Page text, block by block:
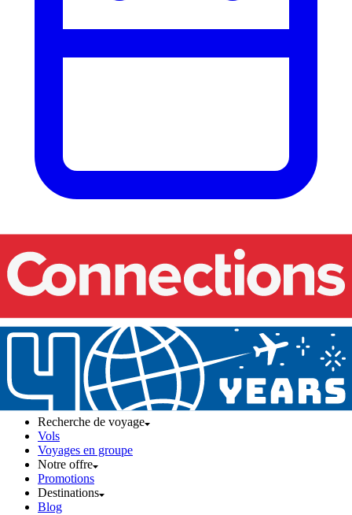
Nos événements
Recherche de voyage
Vols
Voyages en groupe
Notre offre
Promotions
Destinations
Blog